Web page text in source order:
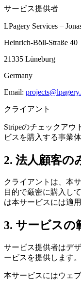
サービス提供者
LPagery Services –
Heinrich-Böll-Straße 40
21335 Lüneburg
Germany
Email:
クライアント
Stripeのチェックアウ
ビスを購入する事業体
2. 法人顧客の
クライアントは、本
目的で厳密に購入し
は本サービスには適
3. サービスの
サービス提供者はデ
ービスを提供します。
本サービスにはウェ